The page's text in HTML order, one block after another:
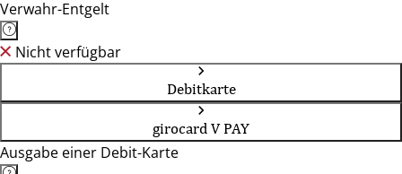
Verwahr-Entgelt
Nicht verfügbar
Debitkarte
girocard V PAY
Ausgabe einer Debit-Karte